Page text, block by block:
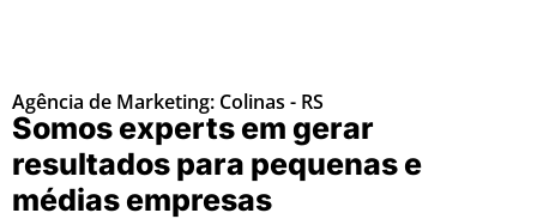
Agência de Marketing: Colinas - RS
Somos experts em gerar
resultados para pequenas e
médias empresas